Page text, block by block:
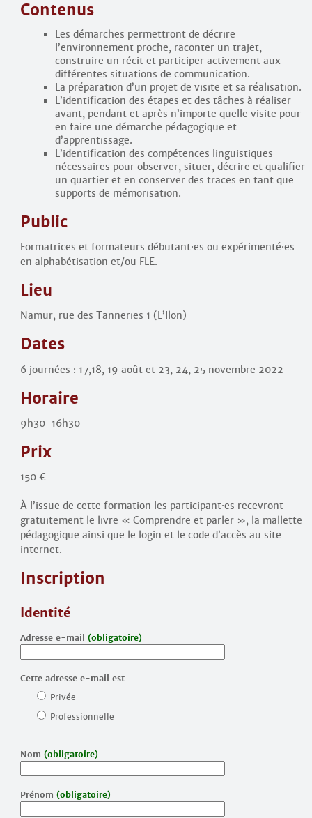
Contenus
Les démarches permettront de décrire
l’environnement proche, raconter un trajet,
construire un récit et participer activement aux
différentes situations de communication.
La préparation d’un projet de visite et sa réalisation.
L’identification des étapes et des tâches à réaliser
avant, pendant et après n’importe quelle visite pour
en faire une démarche pédagogique et
d’apprentissage.
L’identification des compétences linguistiques
nécessaires pour observer, situer, décrire et qualifier
un quartier et en conserver des traces en tant que
supports de mémorisation.
Public
Formatrices et formateurs débutant·es ou expérimenté·es
en alphabétisation et/ou FLE.
Lieu
Namur, rue des Tanneries 1 (L’Ilon)
Dates
6 journées : 17,18, 19 août et 23, 24, 25 novembre 2022
Horaire
9h30-16h30
Prix
150 €
À l’issue de cette formation les participant·es recevront
gratuitement le livre « Comprendre et parler », la mallette
pédagogique ainsi que le login et le code d’accès au site
internet.
Inscription
Identité
Adresse e-mail (obligatoire)
Cette adresse e-mail est
Privée
Professionnelle
Nom (obligatoire)
Prénom (obligatoire)